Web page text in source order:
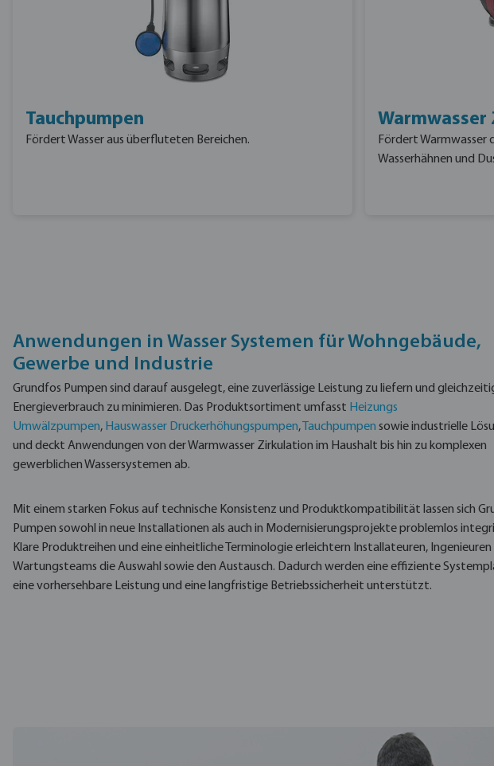
Tauchpumpen
Fördert Wasser aus überfluteten Bereichen.
Warmwasser
Fördert Warmwasser
Wasserhähnen und
Anwendungen in Wasser Systemen für Wohngebäude,
Gewerbe und Industrie
Grundfos Pumpen sind darauf ausgelegt, eine zuverlässige Leistung zu liefern und
Energieverbrauch zu minimieren. Das Produktsortiment umfasst Heizungs
Umwälzpumpen, Hauswasser Druckerhöhungspumpen, Tauchpumpen sowie industrielle
und deckt Anwendungen von der Warmwasser Zirkulation im Haushalt bis hin zu komplexen
gewerblichen Wassersystemen ab.
Mit einem starken Fokus auf technische Konsistenz und Produktkompatibilität lassen sich
Pumpen sowohl in neue Installationen als auch in Modernisierungsprojekte problemlos
Klare Produktreihen und eine einheitliche Terminologie erleichtern Installateuren, Ingenieuren
Wartungsteams die Auswahl sowie den Austausch. Dadurch werden eine effiziente
eine vorhersehbare Leistung und eine langfristige Betriebssicherheit unterstützt.